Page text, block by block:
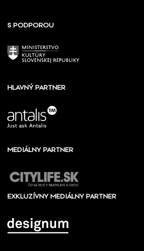
S PODPOROU
HLAVNÝ PARTNER
MEDIÁLNY PARTNER
EXKLUZÍVNY MEDIÁLNY PARTNER